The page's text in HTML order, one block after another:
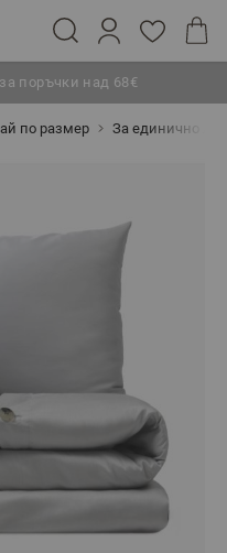
поръчки над 68€
по размер За единично